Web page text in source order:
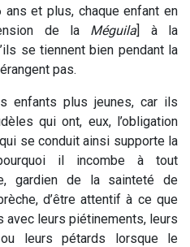
ans et plus, chaque enfant en
de la Méguila] à la
se tiennent bien pendant la
pas.
enfants plus jeunes, car ils
qui ont, eux, l’obligation
se conduit ainsi supporte la
il incombe à tout
gardien de la sainteté de
d’être attentif à ce que
avec leurs piétinements, leurs
leurs pétards lorsque le